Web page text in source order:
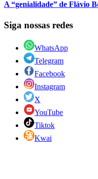
A “genialidade” de Flávio
Siga nossas redes
WhatsApp
Telegram
Facebook
Instagram
X
YouTube
Tiktok
Kwai